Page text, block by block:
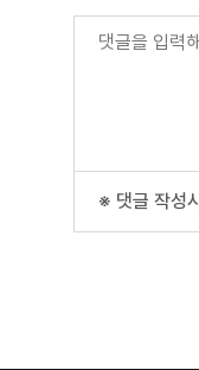
※ 댓글 작성